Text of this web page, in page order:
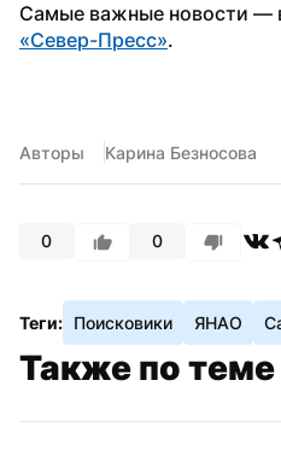
«Север-Пресс».
Авторы Карина Безносова
0 0
Теги: Поисковики ЯНАО
Также по теме